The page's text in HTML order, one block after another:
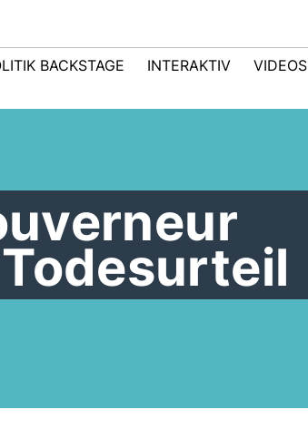
BACKSTAGE INTERAKTIV VIDEOS